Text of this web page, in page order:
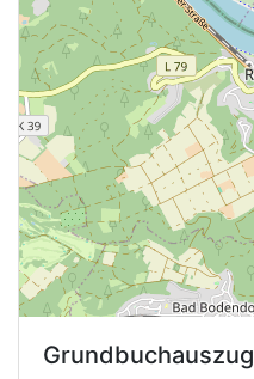
Grundbuchauszug